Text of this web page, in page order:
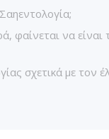
φαίνεται να
σχετικά με τον